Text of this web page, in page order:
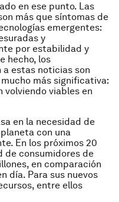
en ese punto. Las
más que síntomas de
emergentes:
y
por estabilidad y
hecho, los
estas noticias son
más significativa:
volviendo viables en
en la necesidad de
con una
En los próximos 20
de consumidores de
en comparación
día. Para sus nuevos
entre ellos